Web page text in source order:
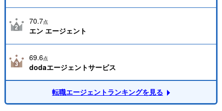
70.7点
エン エージェント
69.6点
dodaエージェントサービス
転職エージェントランキングを見る